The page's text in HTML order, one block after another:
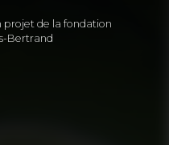
projet de la fondation
Bertrand